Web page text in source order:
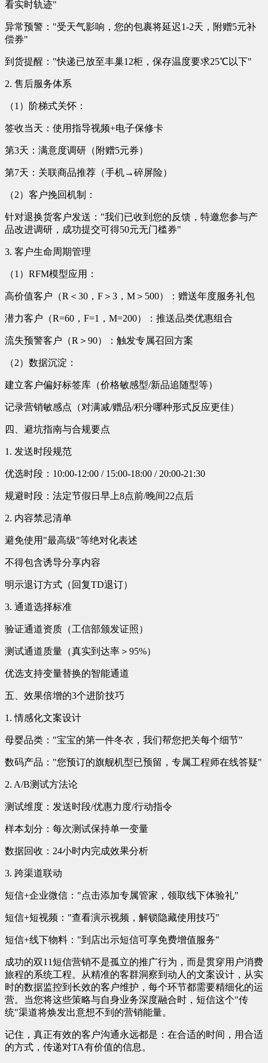
看实时轨迹"
异常预警："受天气影响，您的包裹将延迟1-2天，附赠5元补
偿券"
到货提醒："快递已放至丰巢12柜，保存温度要求25℃以下"
2. 售后服务体系
（1）阶梯式关怀：
签收当天：使用指导视频+电子保修卡
第3天：满意度调研（附赠5元券）
第7天：关联商品推荐（手机→碎屏险）
（2）客户挽回机制：
针对退换货客户发送："我们已收到您的反馈，特邀您参与产
品改进调研，成功提交可得50元无门槛券"
3. 客户生命周期管理
（1）RFM模型应用：
高价值客户（R＜30，F＞3，M＞500）：赠送年度服务礼包
潜力客户（R=60，F=1，M=200）：推送品类优惠组合
流失预警客户（R＞90）：触发专属召回方案
（2）数据沉淀：
建立客户偏好标签库（价格敏感型/新品追随型等）
记录营销敏感点（对满减/赠品/积分哪种形式反应更佳）
四、避坑指南与合规要点
1. 发送时段规范
优选时段：10:00-12:00 / 15:00-18:00 / 20:00-21:30
规避时段：法定节假日早上8点前/晚间22点后
2. 内容禁忌清单
避免使用"最高级"等绝对化表述
不得包含诱导分享内容
明示退订方式（回复TD退订）
3. 通道选择标准
验证通道资质（工信部颁发证照）
测试通道质量（真实到达率＞95%）
优选支持变量替换的智能通道
五、效果倍增的3个进阶技巧
1. 情感化文案设计
母婴品类："宝宝的第一件冬衣，我们帮您把关每个细节"
数码产品："您预订的旗舰机型已预留，专属工程师在线答疑"
2. A/B测试方法论
测试维度：发送时段/优惠力度/行动指令
样本划分：每次测试保持单一变量
数据回收：24小时内完成效果分析
3. 跨渠道联动
短信+企业微信："点击添加专属管家，领取线下体验礼"
短信+短视频："查看演示视频，解锁隐藏使用技巧"
短信+线下物料："到店出示短信可享免费增值服务"
成功的双11短信营销不是孤立的推广行为，而是贯穿用户消费
旅程的系统工程。从精准的客群洞察到动人的文案设计，从实
时的数据监控到长效的客户维护，每个环节都需要精细化的运
营。当您将这些策略与自身业务深度融合时，短信这个"传
统"渠道将焕发出意想不到的营销能量。
记住，真正有效的客户沟通永远都是：在合适的时间，用合适
的方式，传递对TA有价值的信息。